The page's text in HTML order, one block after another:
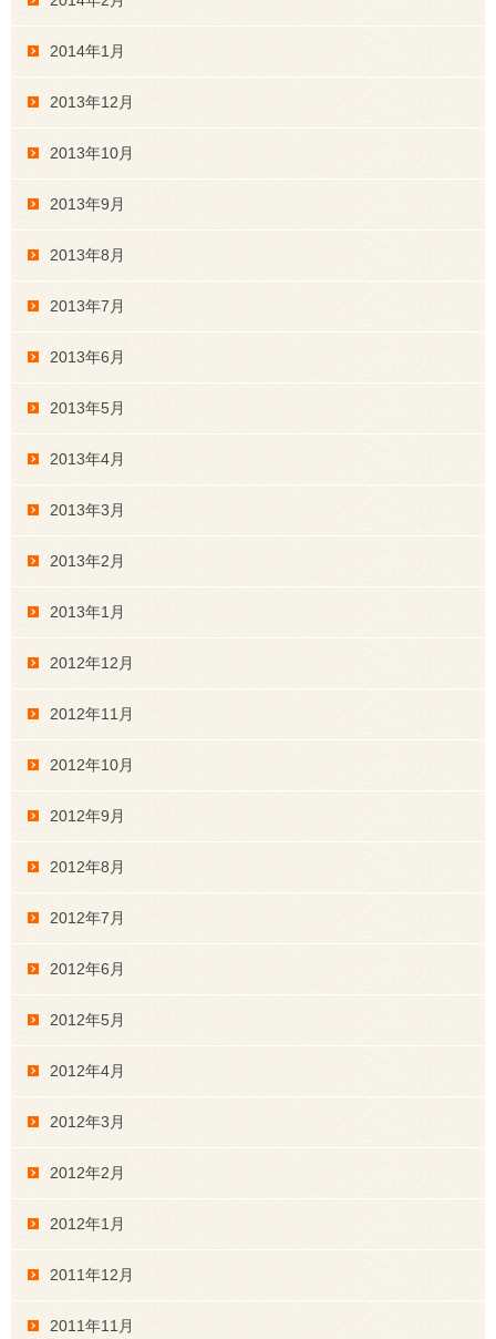
2014年1月
2013年12月
2013年10月
2013年9月
2013年8月
2013年7月
2013年6月
2013年5月
2013年4月
2013年3月
2013年2月
2013年1月
2012年12月
2012年11月
2012年10月
2012年9月
2012年8月
2012年7月
2012年6月
2012年5月
2012年4月
2012年3月
2012年2月
2012年1月
2011年12月
2011年11月